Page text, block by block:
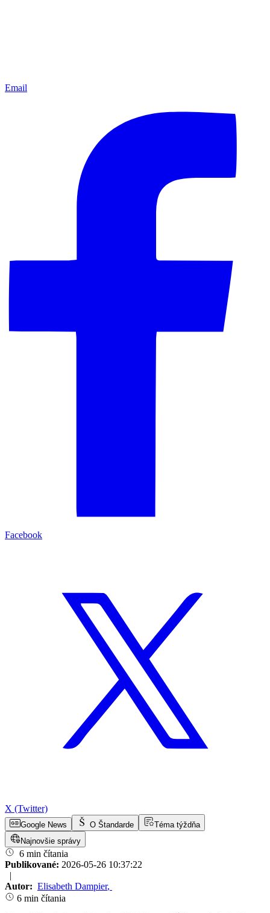
Email
Facebook
X (Twitter)
Google News O Štandarde
Téma týždňa
Najnovšie správy
6 min čítania
Publikované: 2026-05-26 10:37:22
|
Autor: Elisabeth Dampier,
6 min čítania